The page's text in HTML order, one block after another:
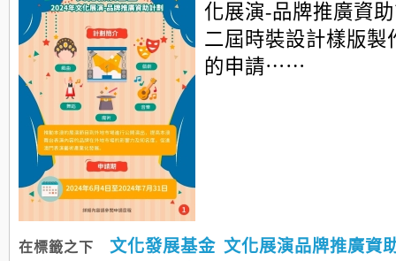
化展演-品牌推廣資
二屆時裝設計樣版製
的申請⋯⋯
在標籤之下 文化發展基金 文化展演品牌推廣資